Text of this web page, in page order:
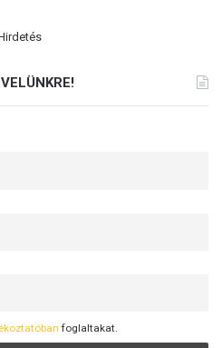
foglaltakat.